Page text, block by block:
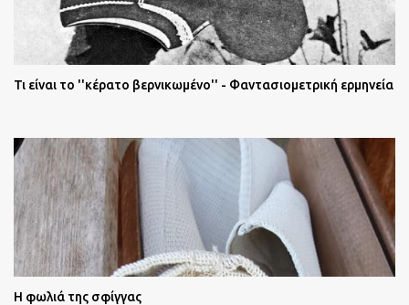
Τι είναι το ''κέρατο βερνικωμένο'' - Φαντασιομετρική ερμηνεία
Η φωλιά της σφίγγας